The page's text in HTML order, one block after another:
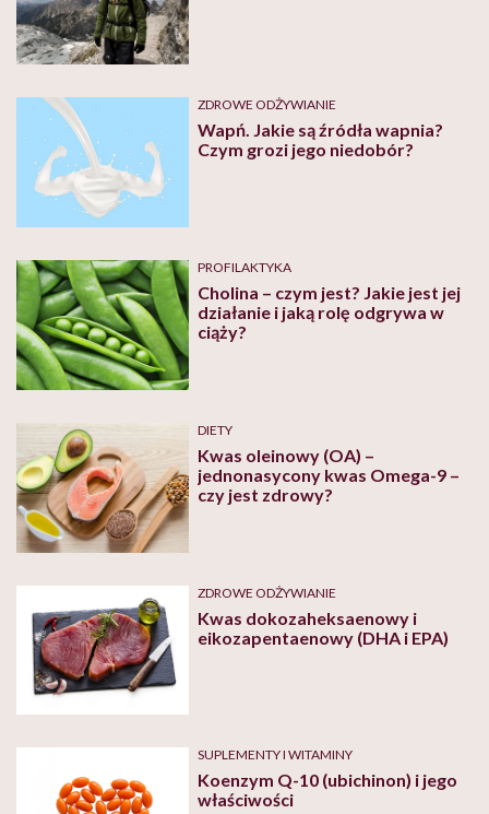
ZDROWE ODŻYWIANIE
Wapń. Jakie są źródła wapnia?
Czym grozi jego niedobór?
PROFILAKTYKA
Cholina – czym jest? Jakie jest jej
działanie i jaką rolę odgrywa w
ciąży?
DIETY
Kwas oleinowy (OA) –
jednonasycony kwas Omega-9 –
czy jest zdrowy?
ZDROWE ODŻYWIANIE
Kwas dokozaheksaenowy i
eikozapentaenowy (DHA i EPA)
SUPLEMENTY I WITAMINY
Koenzym Q-10 (ubichinon) i jego
właściwości